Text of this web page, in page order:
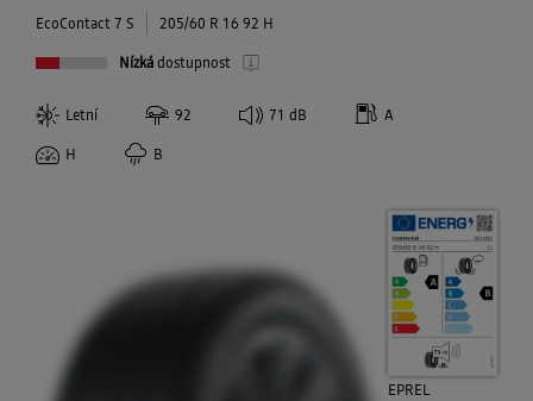
EcoContact 7 S 205/60 R 16 92 H
Nízkádostupnost
Letní 92 71 dB A
H B
EPREL